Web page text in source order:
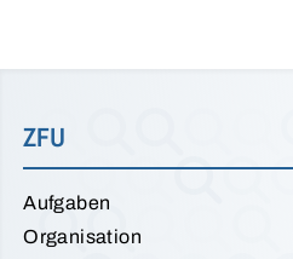
ZFU
Aufgaben
Organisation